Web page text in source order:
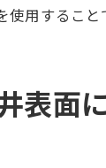
使用するこ
表面